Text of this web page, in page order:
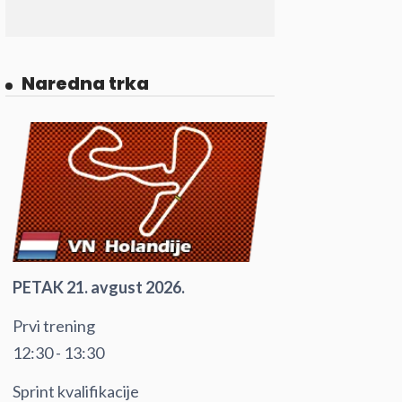
Naredna trka
PETAK 21. avgust 2026.
Prvi trening
12:30 - 13:30
Sprint kvalifikacije